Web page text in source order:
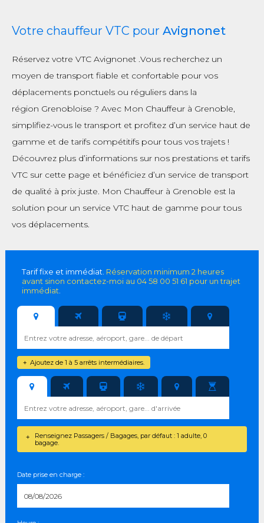
Votre chauffeur VTC pour Avignonet
Réservez votre VTC Avignonet .Vous recherchez un
moyen de transport fiable et confortable pour vos
déplacements ponctuels ou réguliers dans la
région Grenobloise ? Avec Mon Chauffeur à Grenoble,
simplifiez-vous le transport et profitez d’un service haut de
gamme et de tarifs compétitifs pour tous vos trajets !
Découvrez plus d’informations sur nos prestations et tarifs
VTC sur cette page et bénéficiez d’un service de transport
de qualité à prix juste. Mon Chauffeur à Grenoble est la
solution pour un service VTC haut de gamme pour tous
vos déplacements.
Tarif fixe et immédiat. Réservation minimum 2 heures
avant sinon contactez-moi au 04 58 00 51 61 pour un trajet
immédiat
Ajoutez de 1 à 5 arrêts intermédiaires.
+
Renseignez Passagers / Bagages, par défaut : 1 adulte, 0
bagage.
+
Date prise en charge :